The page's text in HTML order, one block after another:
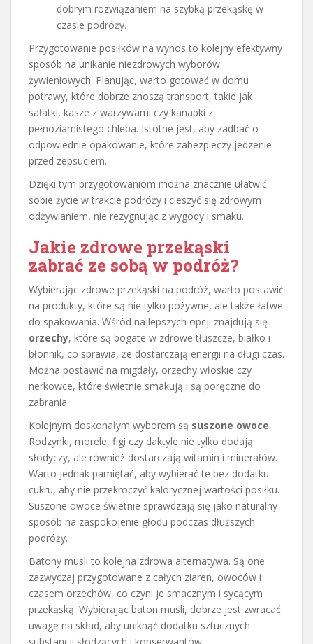
dobrym rozwiązaniem na szybką przekąskę w
czasie podróży.
Przygotowanie posiłków na wynos to kolejny efektywny
sposób na unikanie niezdrowych wyborów
żywieniowych. Planując, warto gotować w domu
potrawy, które dobrze znoszą transport, takie jak
sałatki, kasze z warzywami czy kanapki z
pełnoziarnistego chleba. Istotne jest, aby zadbać o
odpowiednie opakowanie, które zabezpieczy jedzenie
przed zepsuciem.
Dzięki tym przygotowaniom można znacznie ułatwić
sobie życie w trakcie podróży i cieszyć się zdrowym
odżywianiem, nie rezygnując z wygody i smaku.
Jakie zdrowe przekąski
zabrać ze sobą w podróż?
Wybierając zdrowe przekąski na podróż, warto postawić
na produkty, które są nie tylko pożywne, ale także łatwe
do spakowania. Wśród najlepszych opcji znajdują się
orzechy, które są bogate w zdrowe tłuszcze, białko i
błonnik, co sprawia, że dostarczają energii na długi czas.
Można postawić na migdały, orzechy włoskie czy
nerkowce, które świetnie smakują i są poręczne do
zabrania.
Kolejnym doskonałym wyborem są suszone owoce.
Rodzynki, morele, figi czy daktyle nie tylko dodają
słodyczy, ale również dostarczają witamin i minerałów.
Warto jednak pamiętać, aby wybierać te bez dodatku
cukru, aby nie przekroczyć kalorycznej wartości posiłku.
Suszone owoce świetnie sprawdzają się jako naturalny
sposób na zaspokojenie głodu podczas dłuższych
podróży.
Batony musli to kolejna zdrowa alternatywa. Są one
zazwyczaj przygotowane z całych ziaren, owoców i
czasem orzechów, co czyni je smacznym i sycącym
przekąską. Wybierając baton musli, dobrze jest zwracać
uwagę na skład, aby uniknąć dodatku sztucznych